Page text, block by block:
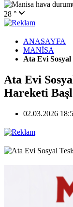
28 °
ANASAYFA
MANİSA
Ata Evi
Ata Evi
Hareketi
02.03.2026